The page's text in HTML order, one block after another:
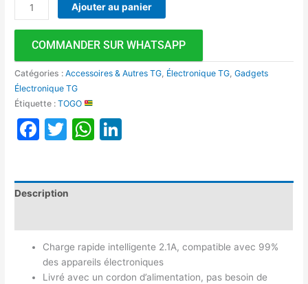
Ajouter au panier
COMMANDER SUR WHATSAPP
Catégories :Accessoires & Autres TG Électronique TG ,Gadgets
Électronique TG
Étiquette :TOGO
Facebook
TwitterWhatsApp
Description
Charge rapide intelligente 2.1A, compatible avec 99%
des appareils électroniques
Livré avec un cordon d’alimentation, pas besoin de